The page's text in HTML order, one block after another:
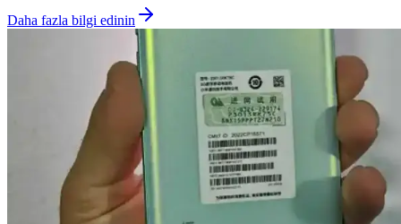
Daha fazla bilgi edinin